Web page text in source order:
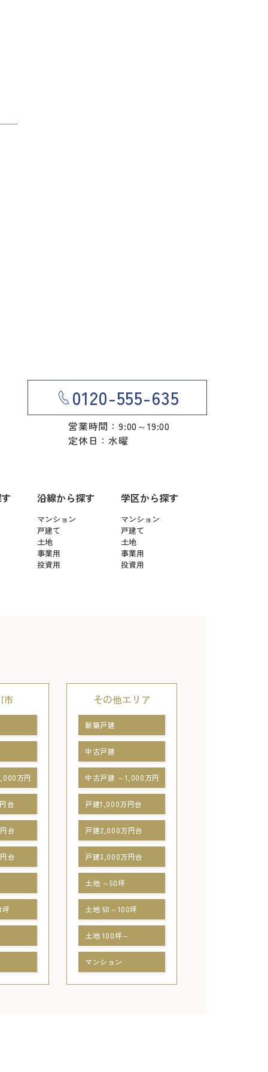
0120-555-635
営業時間：9:00～19:00
定休日：水曜
沿線から探す
マンション
戸建て
土地
事業用
投資用
学区から探す
マンション
戸建て
土地
事業用
投資用
市
万円
台
台
台
坪
その他エリア
新築戸建
中古戸建
中古戸建 ～1,000万円
戸建1,000万円台
戸建2,000万円台
戸建3,000万円台
土地 ～50坪
土地 50～100坪
土地 100坪～
マンション